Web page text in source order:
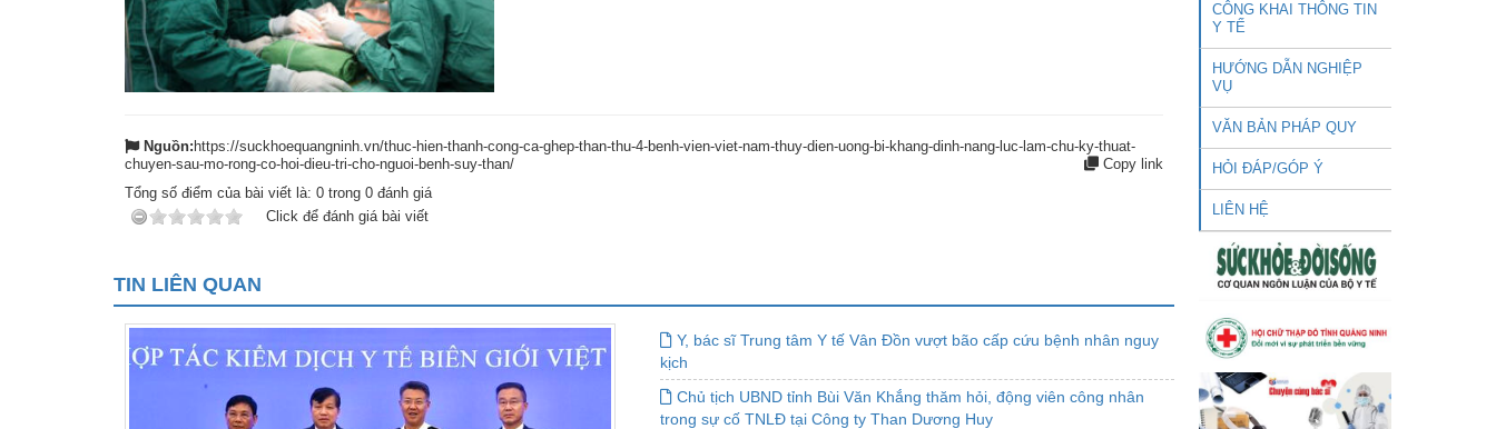
Nguồn:https://suckhoequangninh.vn/thuc-hien-thanh-cong-ca-ghep-than-thu-4-benh-vien-viet-nam-thuy-dien-uong-bi-khang-dinh-nang-luc-lam-chu-ky-thuat-
chuyen-sau-mo-rong-co-hoi-dieu-tri-cho-nguoi-benh-suy-than/
Copy link
Tổng số điểm của bài viết là: 0 trong 0 đánh giá
Click để đánh giá bài viết
TIN LIÊN QUAN
Y, bác sĩ Trung tâm Y tế Vân Đồn vượt bão cấp cứu bệnh nhân nguy
kịch
Chủ tịch UBND tỉnh Bùi Văn Khắng thăm hỏi, động viên công nhân
trong sự cố TNLĐ tại Công ty Than Dương Huy
CÔNG KHAI THÔNG TIN
Y TẾ
HƯỚNG DẪN NGHIỆP
VỤ
VĂN BẢN PHÁP QUY
HỎI ĐÁP/GÓP Ý
LIÊN HỆ